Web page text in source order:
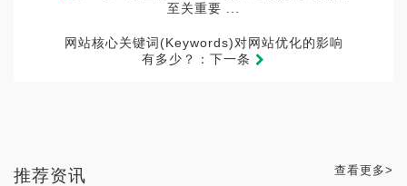
至关重要 ...
网站核心关键词(Keywords)对网站优化的影响
有多少？：下一条
推荐资讯 查看更多>